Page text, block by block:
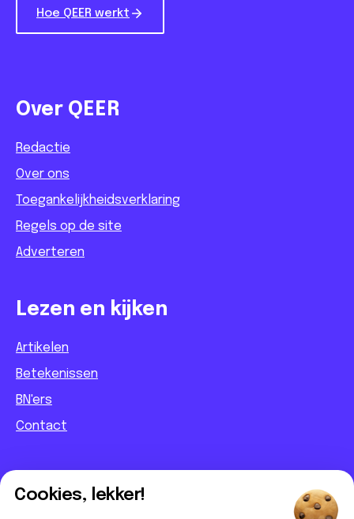
Hoe QEER werkt
Over QEER
Redactie
Over ons
Toegankelijkheidsverklaring
Regels op de site
Adverteren
Lezen en kijken
Artikelen
Betekenissen
BN'ers
Contact
Informatief
Cookies, lekker!